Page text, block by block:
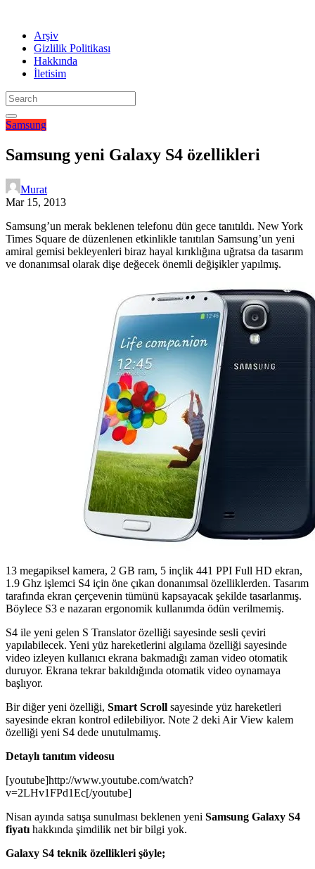
Arşiv
Gizlilik Politikası
Hakkında
İletisim
Samsung
Samsung yeni Galaxy S4 özellikleri
Murat
Mar 15, 2013
Samsung’un merak beklenen telefonu dün gece tanıtıldı. New York
Times Square de düzenlenen etkinlikle tanıtılan Samsung’un yeni
amiral gemisi bekleyenleri biraz hayal kırıklığına uğratsa da tasarım
ve donanımsal olarak dişe değecek önemli değişikler yapılmış.
13 megapiksel kamera, 2 GB ram, 5 inçlik 441 PPI Full HD ekran,
1.9 Ghz işlemci S4 için öne çıkan donanımsal özelliklerden. Tasarım
tarafında ekran çerçevenin tümünü kapsayacak şekilde tasarlanmış.
Böylece S3 e nazaran ergonomik kullanımda ödün verilmemiş.
S4 ile yeni gelen S Translator özelliği sayesinde sesli çeviri
yapılabilecek. Yeni yüz hareketlerini algılama özelliği sayesinde
video izleyen kullanıcı ekrana bakmadığı zaman video otomatik
duruyor. Ekrana tekrar bakıldığında otomatik video oynamaya
başlıyor.
Bir diğer yeni özelliği, Smart Scroll sayesinde yüz hareketleri
sayesinde ekran kontrol edilebiliyor. Note 2 deki Air View kalem
özelliği yeni S4 dede unutulmamış.
Detaylı tanıtım videosu
[youtube]http://www.youtube.com/watch?
v=2LHv1FPd1Ec[/youtube]
Nisan ayında satışa sunulması beklenen yeni Samsung Galaxy S4
fiyatı hakkında şimdilik net bir bilgi yok.
Galaxy S4 teknik özellikleri şöyle;